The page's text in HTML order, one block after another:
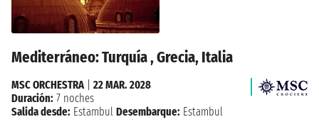
Mediterráneo: Turquía , Grecia, Italia
MSC ORCHESTRA| 22 MAR. 2028
Duración: 7 noches
Salida desde: Estambul Desembarque: Estambul